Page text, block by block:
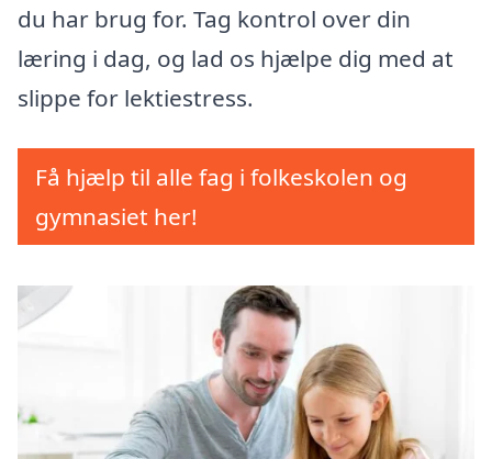
du har brug for. Tag kontrol over din
læring i dag, og lad os hjælpe dig med at
slippe for lektiestress.
Få hjælp til alle fag i folkeskolen og
gymnasiet her!